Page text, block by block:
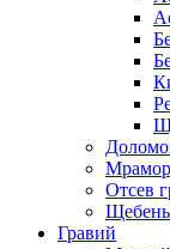
Отсев
Гравий